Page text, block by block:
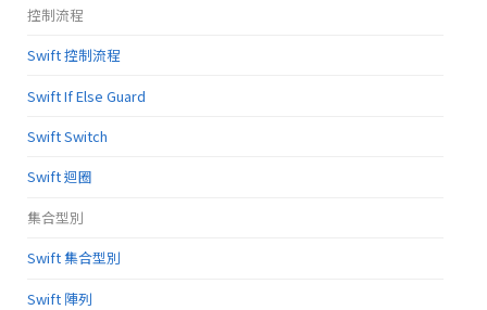
控制流程
Swift 控制流程
Swift If Else Guard
Swift Switch
Swift 迴圈
集合型別
Swift 集合型別
Swift 陣列